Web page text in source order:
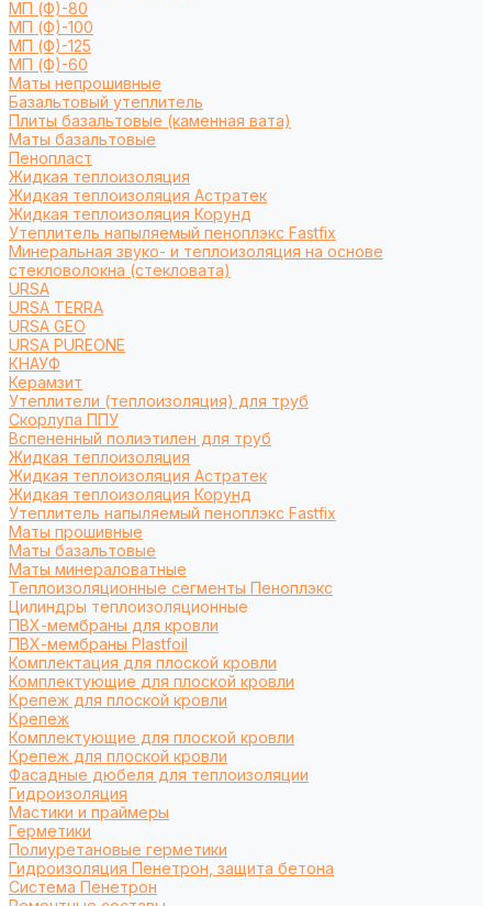
МП (Ф)-80
МП (Ф)-100
МП (Ф)-125
МП (Ф)-60
Маты непрошивные
Базальтовый утеплитель
Плиты базальтовые (каменная вата)
Маты базальтовые
Пенопласт
Жидкая теплоизоляция
Жидкая теплоизоляция Астратек
Жидкая теплоизоляция Корунд
Утеплитель напыляемый пеноплэкс Fastfix
Минеральная звуко- и теплоизоляция на основе
стекловолокна (стекловата)
URSA
URSA TERRA
URSA GEO
URSA PUREONE
КНАУФ
Керамзит
Утеплители (теплоизоляция) для труб
Cкорлупа ППУ
Вспененный полиэтилен для труб
Жидкая теплоизоляция
Жидкая теплоизоляция Астратек
Жидкая теплоизоляция Корунд
Утеплитель напыляемый пеноплэкс Fastfix
Маты прошивные
Маты базальтовые
Маты минераловатные
Теплоизоляционные сегменты Пеноплэкс
Цилиндры теплоизоляционные
ПВХ-мембраны для кровли
ПВХ-мембраны Plastfoil
Комплектация для плоской кровли
Комплектующие для плоской кровли
Крепеж для плоской кровли
Крепеж
Комплектующие для плоской кровли
Крепеж для плоской кровли
Фасадные дюбеля для теплоизоляции
Гидроизоляция
Мастики и праймеры
Герметики
Полиуретановые герметики
Гидроизоляция Пенетрон, защита бетона
Система Пенетрон